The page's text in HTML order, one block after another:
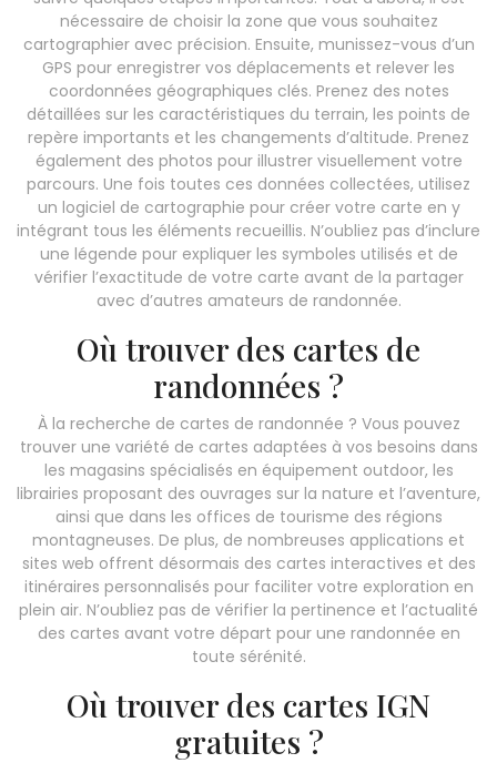
nécessaire de choisir la zone que vous souhaitez
cartographier avec précision. Ensuite, munissez-vous d’un
GPS pour enregistrer vos déplacements et relever les
coordonnées géographiques clés. Prenez des notes
détaillées sur les caractéristiques du terrain, les points de
repère importants et les changements d’altitude. Prenez
également des photos pour illustrer visuellement votre
parcours. Une fois toutes ces données collectées, utilisez
un logiciel de cartographie pour créer votre carte en y
intégrant tous les éléments recueillis. N’oubliez pas d’inclure
une légende pour expliquer les symboles utilisés et de
vérifier l’exactitude de votre carte avant de la partager
avec d’autres amateurs de randonnée.
Où trouver des cartes de
randonnées ?
À la recherche de cartes de randonnée ? Vous pouvez
trouver une variété de cartes adaptées à vos besoins dans
les magasins spécialisés en équipement outdoor, les
librairies proposant des ouvrages sur la nature et l’aventure,
ainsi que dans les offices de tourisme des régions
montagneuses. De plus, de nombreuses applications et
sites web offrent désormais des cartes interactives et des
itinéraires personnalisés pour faciliter votre exploration en
plein air. N’oubliez pas de vérifier la pertinence et l’actualité
des cartes avant votre départ pour une randonnée en
toute sérénité.
Où trouver des cartes IGN
gratuites ?